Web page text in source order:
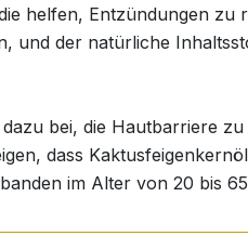
helfen, Entzündungen zu
und der natürliche
bei, die Hautbarriere
dass
im Alter von 20 bis